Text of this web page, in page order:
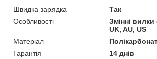
Швидка зарядка
Так
Особливості
Змінні вилки
UK, AU, US
Матеріал
Гарантія
14 днів